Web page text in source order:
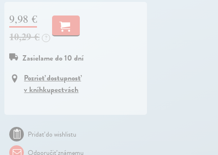
9,98 €
10,29 € ?
Zasielame do 10 dní
Pozrieť dostupnosť
v kníhkupectvách
Pridať do wishlistu
Odporučiť známemu